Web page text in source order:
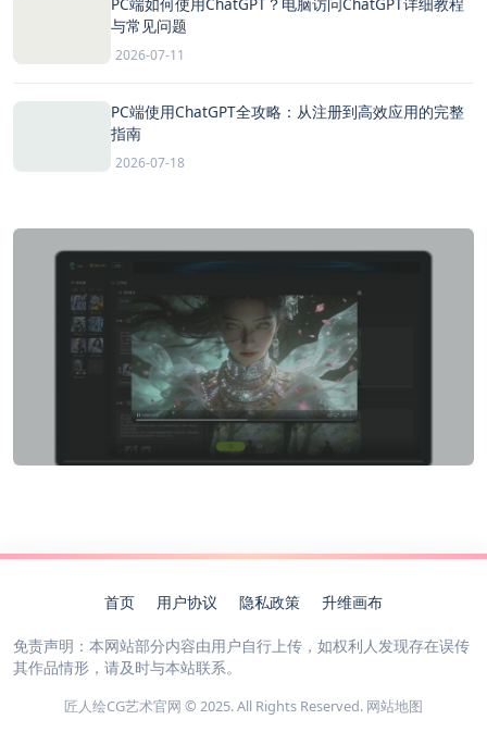
与常见问题
2026-07-11
PC端使用ChatGPT全攻略：从注册到高效应用的完整
指南
2026-07-18
首页 用户协议 隐私政策 升维画布
免责声明：本网站部分内容由用户自行上传，如权利人发现存在误传
其作品情形，请及时与本站联系。
匠人绘CG艺术官网 © 2025. All Rights Reserved. 网站地图